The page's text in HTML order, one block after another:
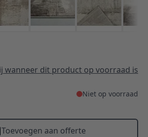
wanneer dit product op voorraad is
Niet op voorraad
Toevoegen aan offerte